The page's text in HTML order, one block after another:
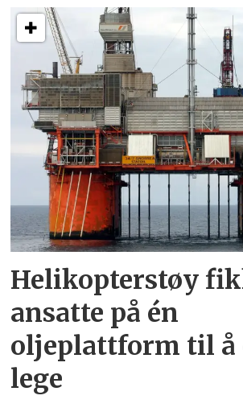
Helikopterstøy
ansatte på én
oljeplattform til å
lege